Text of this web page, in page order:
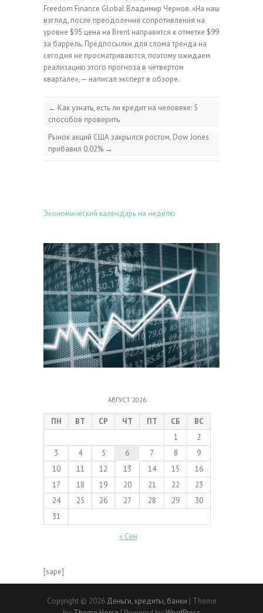
Freedom Finance Global Владимир Чернов. «На наш
взгляд, после преодоления сопротивления на
уровне $95 цена на Brent направится к отметке $99
за баррель. Предпосылки для слома тренда на
сегодня не просматриваются, поэтому ожидаем
реализацию этого прогноза в четвертом
квартале», — написал эксперт в обзоре.
← Как узнать, есть ли кредит на человеке: 5
способов проверить
Рынок акций США закрылся ростом, Dow Jones
прибавил 0,02% →
Экономический календарь на неделю
АВГУСТ 2026
ПН ВТ СР ЧТ ПТ СБ
ВС
1
2
3
4 5 6 7 8
9
10
11 12 13 14 15
16
17
18 19 20 21 22
23
24
25 26 27 28 29
30
31
« Сен
[sape]
Copyright © 2026 Деньги, кредиты, банки | Theme